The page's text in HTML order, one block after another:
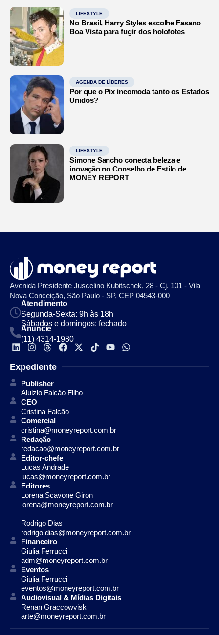
LIFESTYLE
No Brasil, Harry Styles escolhe Fasano
Boa Vista para fugir dos holofotes
AGENDA DE LÍDERES
Por que o Pix incomoda tanto os Estados
Unidos?
LIFESTYLE
Simone Sancho conecta beleza e
inovação no Conselho de Estilo de
MONEY REPORT
Avenida Presidente Juscelino Kubitschek, 28 - Cj. 101 - Vila
Nova Conceição, São Paulo - SP, CEP 04543-000
Atendimento
Segunda-Sexta: 9h às 18h
Sábados e domingos: fechado
Anuncie
(11) 4314-1980
Expediente
Publisher
Aluizio Falcão Filho
CEO
Cristina Falcão
Comercial
cristina@moneyreport.com.br
Redação
redacao@moneyreport.com.br
Editor-chefe
Lucas Andrade
lucas@moneyreport.com.br
Editores
Lorena Scavone Giron
lorena@moneyreport.com.br
Rodrigo Dias
rodrigo.dias@moneyreport.com.br
Financeiro
Giulia Ferrucci
adm@moneyreport.com.br
Eventos
Giulia Ferrucci
eventos@moneyreport.com.br
Audiovisual & Mídias Digitais
Renan Graccowvisk
arte@moneyreport.com.br